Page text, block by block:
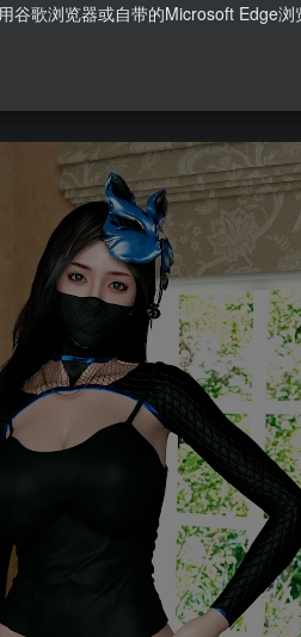
谷歌浏览器或自带的Microsoft Edge浏